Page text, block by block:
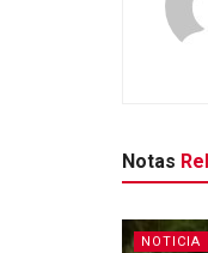
Notas
NOTICIA